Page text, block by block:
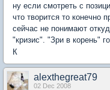
ну если смотреть с
что творится то конечно
сейчас не понимают
"кризис". "Зри в корень"
К
alexthegreat79
02 Dec 2008